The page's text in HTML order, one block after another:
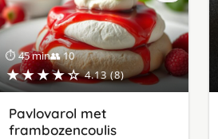
⏱ 45 min👥 10
★★★★☆ 4.13 (8)
Pavlovarol met
frambozencoulis